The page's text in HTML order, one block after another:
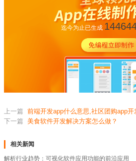
迄今为止已生成
上一篇 前端开发app什么意思,社区团购app开
下一篇 美食软件开发解决方案怎么做？
相关新闻
解析行业趋势：可视化软件应用功能的前沿应用